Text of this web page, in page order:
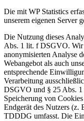
Die mit WP Statistics
unserem eigenen Server
Die Nutzung dieses
Abs. 1 lit. f DSGVO. Wir
anonymisierten Analyse
Webangebot als auch
entsprechende
Verarbeitung
DSGVO und § 25 Abs.
Speicherung von
Endgerät des Nutzers (z.
TDDDG umfasst. Die